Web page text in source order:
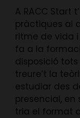
A RACC Start
pràctiques al
ritme de vida
fa a la
disposició
treure’t la
estudiar des
presencial,
tria el format